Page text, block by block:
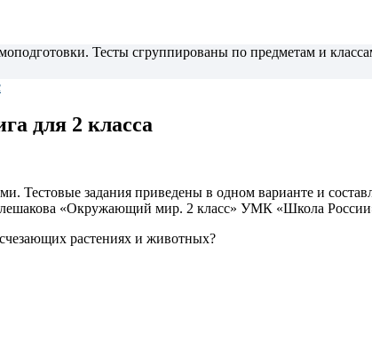
Тесты сгруппированы по предметам и
для 2 класса
Тестовые задания приведены в одном варианте и
«Окружающий мир. 2 класс» УМК «Школа
растениях и животных?